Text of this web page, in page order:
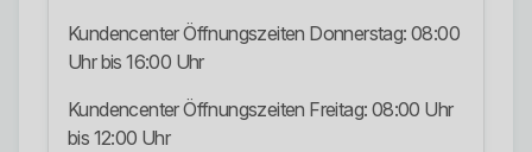
Kundencenter Öffnungszeiten Donnerstag: 08:00
Uhr bis 16:00 Uhr
Kundencenter Öffnungszeiten Freitag: 08:00 Uhr
bis 12:00 Uhr